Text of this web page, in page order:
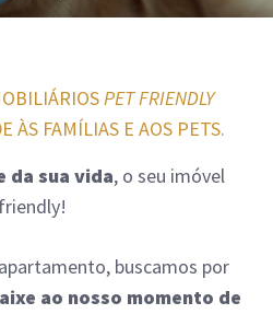
PET FRIENDLY
ÀS FAMÍLIAS E AOS PETS.
da sua vida, o seu imóvel
buscamos por
ao nosso momento de